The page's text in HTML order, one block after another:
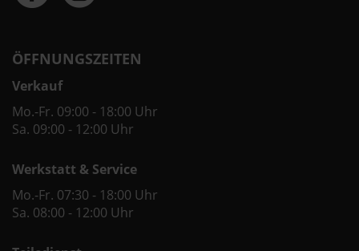
ÖFFNUNGSZEITEN
Verkauf
Mo.-Fr. 09:00 - 18:00 Uhr
Sa. 09:00 - 12:00 Uhr
Werkstatt & Service
Mo.-Fr. 07:30 - 18:00 Uhr
Sa. 08:00 - 12:00 Uhr